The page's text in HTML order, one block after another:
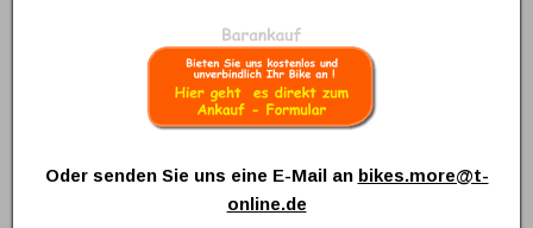
Oder senden Sie uns eine E-Mail an bikes.more@t-
online.de